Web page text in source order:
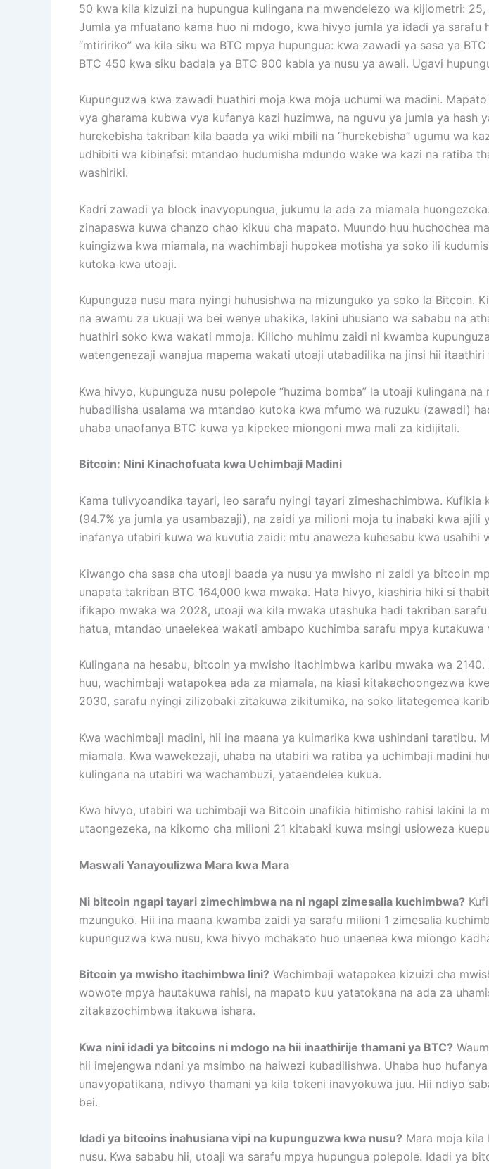
50 kwa kila kizuizi na hupungua kulingana na mwendelezo wa kijiometri:
Jumla ya mfuatano kama huo ni mdogo, kwa hivyo jumla ya idadi ya
“mtiririko” wa kila siku wa BTC mpya hupungua: kwa zawadi ya sasa ya
BTC 450 kwa siku badala ya BTC 900 kabla ya nusu ya awali. Ugavi
Kupunguzwa kwa zawadi huathiri moja kwa moja uchumi wa madini.
vya gharama kubwa vya kufanya kazi huzimwa, na nguvu ya jumla ya hash
hurekebisha takriban kila baada ya wiki mbili na “hurekebisha” ugumu wa
udhibiti wa kibinafsi: mtandao hudumisha mdundo wake wa kazi na ratiba
washiriki.
Kadri zawadi ya block inavyopungua, jukumu la ada za miamala
zinapaswa kuwa chanzo chao kikuu cha mapato. Muundo huu huchochea
kuingizwa kwa miamala, na wachimbaji hupokea motisha ya soko ili
kutoka kwa utoaji.
Kupunguza nusu mara nyingi huhusishwa na mizunguko ya soko la
na awamu za ukuaji wa bei wenye uhakika, lakini uhusiano wa sababu na
huathiri soko kwa wakati mmoja. Kilicho muhimu zaidi ni kwamba
watengenezaji wanajua mapema wakati utoaji utabadilika na jinsi hii
Kwa hivyo, kupunguza nusu polepole “huzima bomba” la utoaji kulingana
hubadilisha usalama wa mtandao kutoka kwa mfumo wa ruzuku (zawadi)
uhaba unaofanya BTC kuwa ya kipekee miongoni mwa mali za kidijitali.
Bitcoin: Nini Kinachofuata kwa Uchimbaji Madini
Kama tulivyoandika tayari, leo sarafu nyingi tayari zimeshachimbwa.
(94.7% ya jumla ya usambazaji), na zaidi ya milioni moja tu inabaki kwa
inafanya utabiri kuwa wa kuvutia zaidi: mtu anaweza kuhesabu kwa
Kiwango cha sasa cha utoaji baada ya nusu ya mwisho ni zaidi ya bitcoin
unapata takriban BTC 164,000 kwa mwaka. Hata hivyo, kiashiria hiki si
ifikapo mwaka wa 2028, utoaji wa kila mwaka utashuka hadi takriban
hatua, mtandao unaelekea wakati ambapo kuchimba sarafu mpya kutakuwa
Kulingana na hesabu, bitcoin ya mwisho itachimbwa karibu mwaka wa
huu, wachimbaji watapokea ada za miamala, na kiasi kitakachoongezwa
2030, sarafu nyingi zilizobaki zitakuwa zikitumika, na soko litategemea
Kwa wachimbaji madini, hii ina maana ya kuimarika kwa ushindani
miamala. Kwa wawekezaji, uhaba na utabiri wa ratiba ya uchimbaji madini
kulingana na utabiri wa wachambuzi, yataendelea kukua.
Kwa hivyo, utabiri wa uchimbaji wa Bitcoin unafikia hitimisho rahisi lakini la
utaongezeka, na kikomo cha milioni 21 kitabaki kuwa msingi usioweza
Maswali Yanayoulizwa Mara kwa Mara
Ni bitcoin ngapi tayari zimechimbwa na ni ngapi zimesalia kuchimbwa?
mzunguko. Hii ina maana kwamba zaidi ya sarafu milioni 1 zimesalia
kupunguzwa kwa nusu, kwa hivyo mchakato huo unaenea kwa miongo
Bitcoin ya mwisho itachimbwa lini? Wachimbaji watapokea kizuizi cha
wowote mpya hautakuwa rahisi, na mapato kuu yatatokana na ada za
zitakazochimbwa itakuwa ishara.
Kwa nini idadi ya bitcoins ni mdogo na hii inaathirije thamani ya BTC?
hii imejengwa ndani ya msimbo na haiwezi kubadilishwa. Uhaba huo
unavyopatikana, ndivyo thamani ya kila tokeni inavyokuwa juu. Hii ndiyo
bei.
Idadi ya bitcoins inahusiana vipi na kupunguzwa kwa nusu? Mara moja kila
nusu. Kwa sababu hii, utoaji wa sarafu mpya hupungua polepole. Idadi ya